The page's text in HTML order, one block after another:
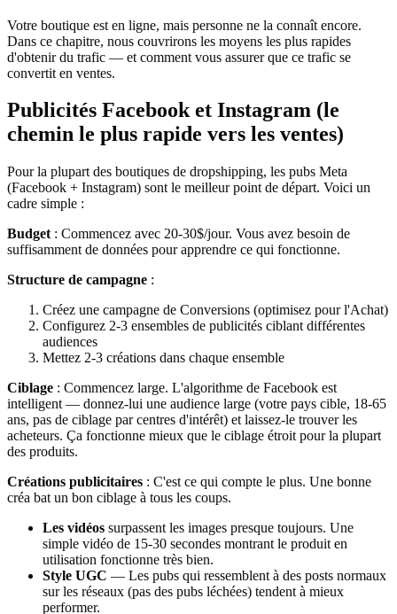
Votre boutique est en ligne, mais personne ne la connaît encore.
Dans ce chapitre, nous couvrirons les moyens les plus rapides
d'obtenir du trafic — et comment vous assurer que ce trafic se
convertit en ventes.
Publicités Facebook et Instagram (le
chemin le plus rapide vers les ventes)
Pour la plupart des boutiques de dropshipping, les pubs Meta
(Facebook + Instagram) sont le meilleur point de départ. Voici un
cadre simple :
Budget : Commencez avec 20-30$/jour. Vous avez besoin de
suffisamment de données pour apprendre ce qui fonctionne.
Structure de campagne :
Créez une campagne de Conversions (optimisez pour l'Achat)
Configurez 2-3 ensembles de publicités ciblant différentes
audiences
Mettez 2-3 créations dans chaque ensemble
Ciblage : Commencez large. L'algorithme de Facebook est
intelligent — donnez-lui une audience large (votre pays cible, 18-65
ans, pas de ciblage par centres d'intérêt) et laissez-le trouver les
acheteurs. Ça fonctionne mieux que le ciblage étroit pour la plupart
des produits.
Créations publicitaires : C'est ce qui compte le plus. Une bonne
créa bat un bon ciblage à tous les coups.
Les vidéos surpassent les images presque toujours. Une
simple vidéo de 15-30 secondes montrant le produit en
utilisation fonctionne très bien.
Style UGC — Les pubs qui ressemblent à des posts normaux
sur les réseaux (pas des pubs léchées) tendent à mieux
performer.